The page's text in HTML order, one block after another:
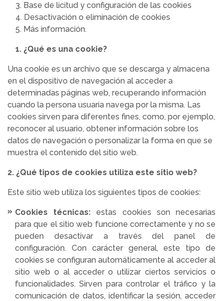
3. Base de licitud y configuración de las cookies
4. Desactivación o eliminación de cookies
5. Más información.
1. ¿Qué es una cookie?
Una cookie es un archivo que se descarga y almacena
en el dispositivo de navegación al acceder a
determinadas páginas web, recuperando información
cuando la persona usuaria navega por la misma. Las
cookies sirven para diferentes fines, como, por ejemplo,
reconocer al usuario, obtener información sobre los
datos de navegación o personalizar la forma en que se
muestra el contenido del sitio web.
2. ¿Qué tipos de cookies utiliza este sitio web?
Este sitio web utiliza los siguientes tipos de cookies:
Cookies técnicas: estas cookies son necesarias
para que el sitio web funcione correctamente y no se
pueden desactivar a través del panel de
configuración. Con carácter general, este tipo de
cookies se configuran automáticamente al acceder al
sitio web o al acceder o utilizar ciertos servicios o
funcionalidades. Sirven para controlar el tráfico y la
comunicación de datos, identificar la sesión, acceder